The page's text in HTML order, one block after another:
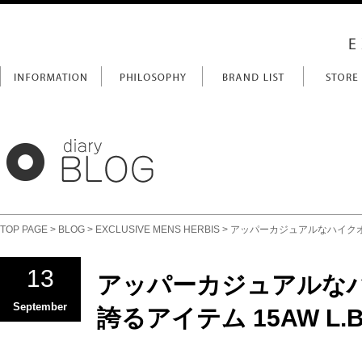
TOP PAGE > BLOG > EXCLUSIVE MENS HERBIS > アッパーカジュアルなハイク
13
September
アッパーカジュアルな
誇るアイテム 15AW